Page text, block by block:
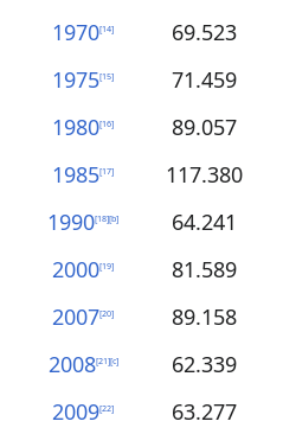
1970[14] 69.523
1975[15] 71.459
1980[16] 89.057
1985[17] 117.380
1990[18][b] 64.241
2000[19] 81.589
2007[20] 89.158
2008[21][c] 62.339
2009[22] 63.277